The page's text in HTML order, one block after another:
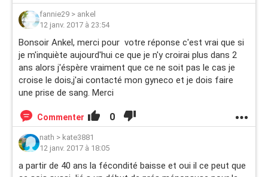
fannie29 > ankel
12 janv. 2017 à 23:54
Bonsoir Ankel, merci pour votre réponse c'est vrai que si
je m'inquiète aujourd'hui ce que je n'y croirai plus dans 2
ans alors j'éspère vraiment que ce ne soit pas le cas je
croise le dois,j'ai contacté mon gyneco et je dois faire
une prise de sang. Merci
Commenter 0
nath > kate3881
12 janv. 2017 à 18:05
a partir de 40 ans la fécondité baisse et oui il ce peut que